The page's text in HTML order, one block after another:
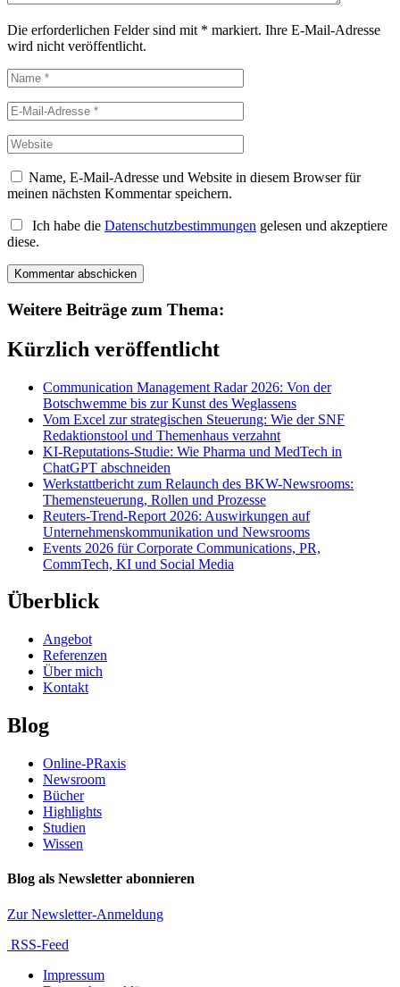
Die erforderlichen Felder sind mit * markiert. Ihre E-Mail-Adresse
wird nicht veröffentlicht.
Name, E-Mail-Adresse und Website in diesem Browser für
meinen nächsten Kommentar speichern.
Ich habe die Datenschutzbestimmungen gelesen und akzeptiere
diese.
Weitere Beiträge zum Thema:
Kürzlich veröffentlicht
Communication Management Radar 2026: Von der
Botschwemme bis zur Kunst des Weglassens
Vom Excel zur strategischen Steuerung: Wie der SNF
Redaktionstool und Themenhaus verzahnt
KI-Reputations-Studie: Wie Pharma und MedTech in
ChatGPT abschneiden
Werkstattbericht zum Relaunch des BKW-Newsrooms:
Themensteuerung, Rollen und Prozesse
Reuters-Trend-Report 2026: Auswirkungen auf
Unternehmenskommunikation und Newsrooms
Events 2026 für Corporate Communications, PR,
CommTech, KI und Social Media
Überblick
Angebot
Referenzen
Über mich
Kontakt
Blog
Online-PRaxis
Newsroom
Bücher
Highlights
Studien
Wissen
Blog als Newsletter abonnieren
Zur Newsletter-Anmeldung
RSS-Feed
Impressum